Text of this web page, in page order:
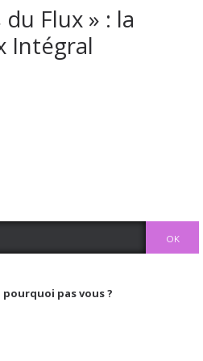
Flux » : la
Intégral
pas vous ?